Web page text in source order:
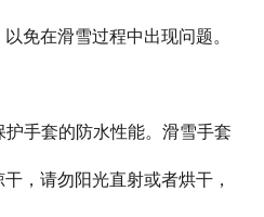
免在滑雪过程中出现问题。
护手套的防水性能。滑雪手套
，请勿阳光直射或者烘干，